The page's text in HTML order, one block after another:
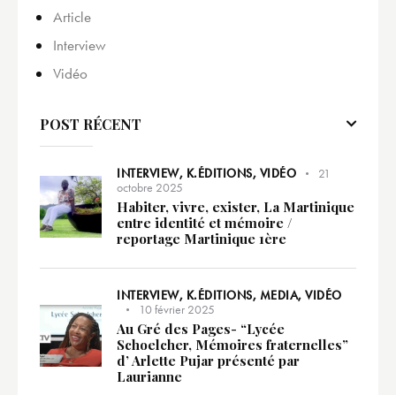
Article
Interview
Vidéo
POST RÉCENT
INTERVIEW, K.ÉDITIONS, VIDÉO
21
octobre 2025
Habiter, vivre, exister, La Martinique
entre identité et mémoire /
reportage Martinique 1ère
INTERVIEW, K.ÉDITIONS, MEDIA, VIDÉO
10 février 2025
Au Gré des Pages- “Lycée
Schoelcher, Mémoires fraternelles”
d’ Arlette Pujar présenté par
Laurianne